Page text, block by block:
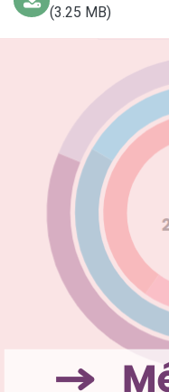
(3.25 MB)